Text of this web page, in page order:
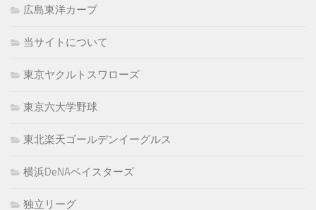
広島東洋カープ
当サイトについて
東京ヤクルトスワローズ
東京六大学野球
東北楽天ゴールデンイーグルス
横浜DeNAベイスターズ
独立リーグ